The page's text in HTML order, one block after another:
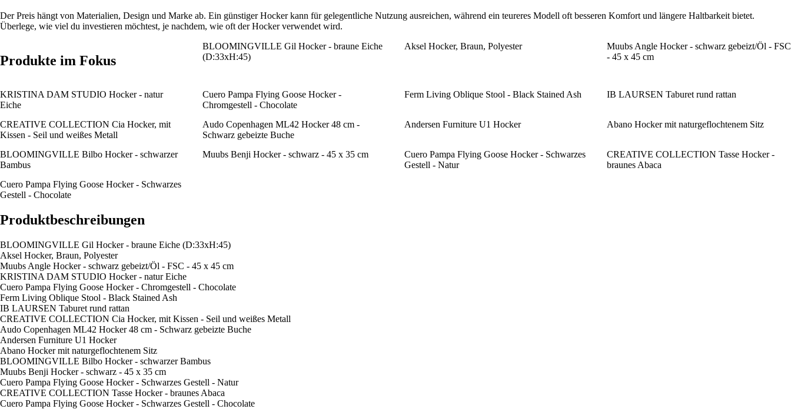
Der Preis hängt von Materialien, Design und Marke ab. Ein günstiger Hocker kann für gelegentliche Nutzung ausreichen, während ein teureres Modell oft besseren Komfort und längere Haltbarkeit bietet.
Überlege, wie viel du investieren möchtest, je nachdem, wie oft der Hocker verwendet wird.
Produkte im Fokus
BLOOMINGVILLE Gil Hocker - braune Eiche
(D:33xH:45)
Aksel Hocker, Braun, Polyester
Muubs Angle Hocker - schwarz gebeizt/Öl - FSC
- 45 x 45 cm
KRISTINA DAM STUDIO Hocker - natur
Eiche
Cuero Pampa Flying Goose Hocker -
Chromgestell - Chocolate
Ferm Living Oblique Stool - Black Stained Ash IB LAURSEN Taburet rund rattan
CREATIVE COLLECTION Cia Hocker, mit
Kissen - Seil und weißes Metall
Audo Copenhagen ML42 Hocker 48 cm -
Schwarz gebeizte Buche
Andersen Furniture U1 Hocker Abano Hocker mit naturgeflochtenem Sitz
BLOOMINGVILLE Bilbo Hocker - schwarzer
Bambus
Muubs Benji Hocker - schwarz - 45 x 35 cm
Cuero Pampa Flying Goose Hocker - Schwarzes
Gestell - Natur
CREATIVE COLLECTION Tasse Hocker -
braunes Abaca
Cuero Pampa Flying Goose Hocker - Schwarzes
Gestell - Chocolate
Produktbeschreibungen
BLOOMINGVILLE Gil Hocker - braune Eiche (D:33xH:45)
Aksel Hocker, Braun, Polyester
Muubs Angle Hocker - schwarz gebeizt/Öl - FSC - 45 x 45 cm
KRISTINA DAM STUDIO Hocker - natur Eiche
Cuero Pampa Flying Goose Hocker - Chromgestell - Chocolate
Ferm Living Oblique Stool - Black Stained Ash
IB LAURSEN Taburet rund rattan
CREATIVE COLLECTION Cia Hocker, mit Kissen - Seil und weißes Metall
Audo Copenhagen ML42 Hocker 48 cm - Schwarz gebeizte Buche
Andersen Furniture U1 Hocker
Abano Hocker mit naturgeflochtenem Sitz
BLOOMINGVILLE Bilbo Hocker - schwarzer Bambus
Muubs Benji Hocker - schwarz - 45 x 35 cm
Cuero Pampa Flying Goose Hocker - Schwarzes Gestell - Natur
CREATIVE COLLECTION Tasse Hocker - braunes Abaca
Cuero Pampa Flying Goose Hocker - Schwarzes Gestell - Chocolate